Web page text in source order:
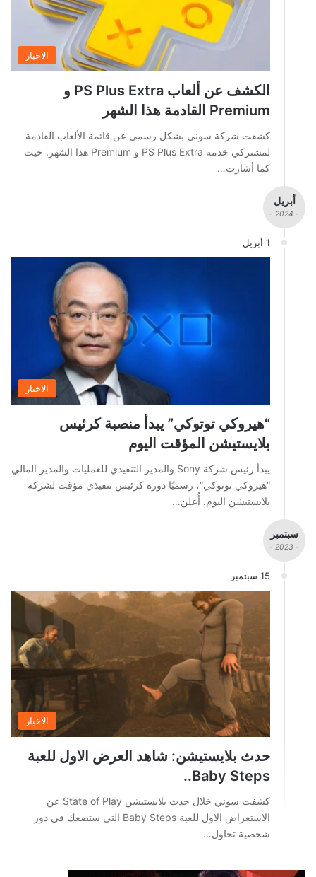
الاخبار
الكشف عن ألعاب PS Plus Extra و
Premium القادمة هذا الشهر
كشفت شركة سوني بشكل رسمي عن قائمة الألعاب القادمة
لمشتركي خدمة PS Plus Extra و Premium هذا الشهر. حيث
كما أشارت…
أبريل
- 2024 -
1 أبريل
الاخبار
“هيروكي توتوكي” يبدأ منصبة كرئيس
بلايستيشن المؤقت اليوم
يبدأ رئيس شركة Sony والمدير التنفيذي للعمليات والمدير المالي
“هيروكي توتوكي“، رسميًا دوره كرئيس تنفيذي مؤقت لشركة
بلايستيشن اليوم. أُعلن…
سبتمبر
- 2023 -
15 سبتمبر
الاخبار
حدث بلايستيشن: شاهد العرض الاول للعبة
Baby Steps..
كشفت سوني خلال حدث بلايستيشن State of Play عن
الاستعراض الاول للعبة Baby Steps التي ستضعك في دور
شخصية تحاول…